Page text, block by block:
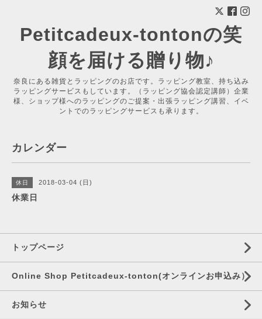
Petitcadeux-tontonの笑
顔を届ける贈り物♪
奈良にある雑貨とラッピングのお店です。ラッピング教室、持ち込み
ラッピングサービスもしています。（ラッピング協会認定講師）企業
様、ショップ様へのラッピングのご提案・出張ラッピング講習、イベ
ントでのラッピングサービスも承ります。
カレンダー
休日 2018-03-04 (日)
休業日
トップページ
Online Shop Petitcadeux-tonton(オンラインお申込み）
お知らせ